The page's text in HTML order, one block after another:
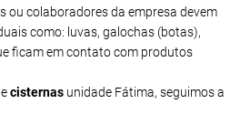
ou colaboradores da empresa devem
como: luvas, galochas (botas),
ficam em contato com produtos
ecisternas unidade Fátima, seguimos a